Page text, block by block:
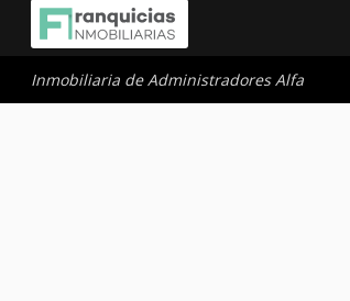
Inmobiliaria de Administradores Alfa